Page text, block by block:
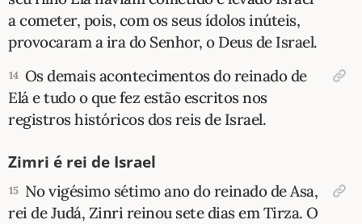
a cometer, pois, com os seus ídolos inúteis,
provocaram a ira do Senhor, o Deus de Israel.
14 Os demais acontecimentos do reinado de
Elá e tudo o que fez estão escritos nos
registros históricos dos reis de Israel.
Zimri é rei de Israel
15 No vigésimo sétimo ano do reinado de Asa,
rei de Judá, Zinri reinou sete dias em Tirza. O